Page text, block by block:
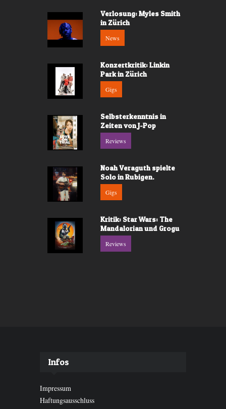
Verlosung: Myles Smith
in Zürich
News
Konzertkritik: Linkin
Park in Zürich
Gigs
Selbsterkenntnis in
Zeiten von J-Pop
Reviews
Noah Veraguth spielte
Solo in Rubigen.
Gigs
Kritik: Star Wars: The
Mandalorian und Grogu
Reviews
Infos
Impressum
Haftungsausschluss